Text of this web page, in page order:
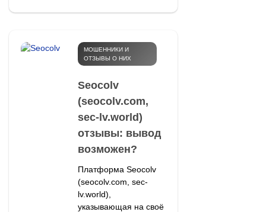
МОШЕННИКИ И
ОТЗЫВЫ О НИХ
Seocolv
(seocolv.com,
sec-lv.world)
отзывы: вывод
возможен?
Платформа Seocolv
(seocolv.com, sec-
lv.world),
указывающая на своё